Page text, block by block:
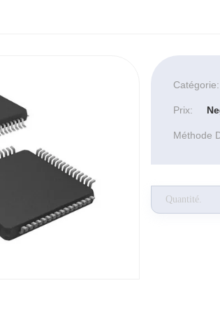
Catégorie:
Prix:
Méthode